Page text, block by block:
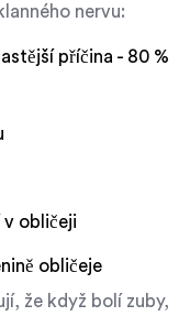
nervu:
příčina - 80 %
obličeji
obličeje
že když bolí zuby,